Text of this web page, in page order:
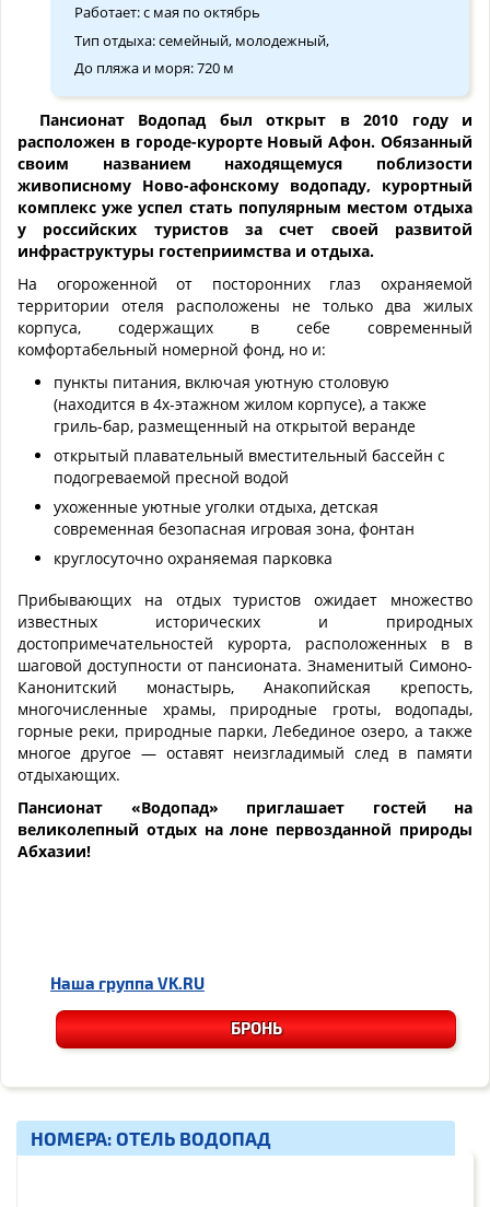
Работает: с мая по октябрь
Тип отдыха: семейный, молодежный,
До пляжа и моря: 720 м
Пансионат Водопад был открыт в 2010 году и
расположен в городе-курорте Новый Афон. Обязанный
своим названием находящемуся поблизости
живописному Ново-афонскому водопаду, курортный
комплекс уже успел стать популярным местом отдыха
у российских туристов за счет своей развитой
инфраструктуры гостеприимства и отдыха.
На огороженной от посторонних глаз охраняемой
территории отеля расположены не только два жилых
корпуса, содержащих в себе современный
комфортабельный номерной фонд, но и:
пункты питания, включая уютную столовую
(находится в 4х-этажном жилом корпусе), а также
гриль-бар, размещенный на открытой веранде
открытый плавательный вместительный бассейн с
подогреваемой пресной водой
ухоженные уютные уголки отдыха, детская
современная безопасная игровая зона, фонтан
круглосуточно охраняемая парковка
Прибывающих на отдых туристов ожидает множество
известных исторических и природных
достопримечательностей курорта, расположенных в в
шаговой доступности от пансионата. Знаменитый Симоно-
Канонитский монастырь, Анакопийская крепость,
многочисленные храмы, природные гроты, водопады,
горные реки, природные парки, Лебединое озеро, а также
многое другое — оставят неизгладимый след в памяти
отдыхающих.
Пансионат «Водопад» приглашает гостей на
великолепный отдых на лоне первозданной природы
Абхазии!
Наша группа VK.RU
БРОНЬ
НОМЕРА: ОТЕЛЬ ВОДОПАД